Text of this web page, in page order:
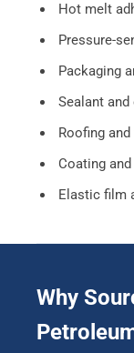
Hot melt
Pressure-
Packaging
Sealant
Roofing
Coating
Elastic film
Why